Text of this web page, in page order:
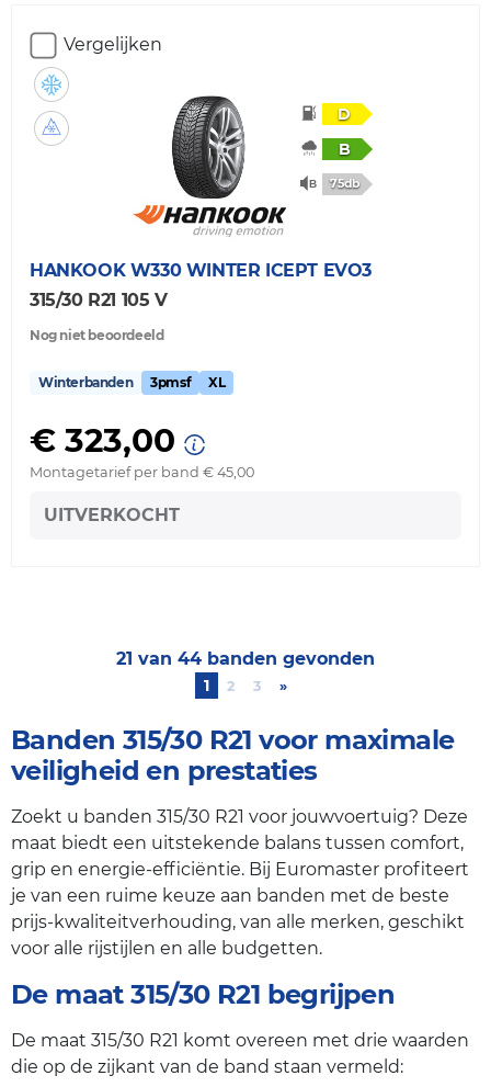
Vergelijken
D
B
75db
HANKOOK W330 WINTER ICEPT EVO3
315/30 R21 105 V
Nog niet beoordeeld
Winterbanden 3pmsf XL
€ 323,00
Montagetarief per band € 45,00
UITVERKOCHT
1 2 3 »
21 van 44 banden gevonden
Banden 315/30 R21 voor maximale
veiligheid en prestaties
Zoekt u banden 315/30 R21 voor jouwvoertuig? Deze
maat biedt een uitstekende balans tussen comfort,
grip en energie-efficiëntie. Bij Euromaster profiteert
je van een ruime keuze aan banden met de beste
prijs-kwaliteitverhouding, van alle merken, geschikt
voor alle rijstijlen en alle budgetten.
De maat 315/30 R21 begrijpen
De maat 315/30 R21 komt overeen met drie waarden
die op de zijkant van de band staan vermeld: